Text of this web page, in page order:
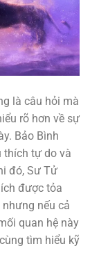
là câu hỏi mà
rõ hơn về sự
Bảo Bình
thích tự do và
đó, Sư Tử
được tỏa
nếu cả
quan hệ này
tìm hiểu kỹ